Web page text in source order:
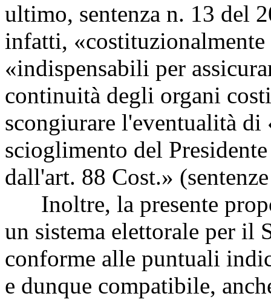
ultimo, sentenza n. 13 del
infatti, «costituzionalmente
«indispensabili per
continuità degli organi
scongiurare l'eventualità
scioglimento del
dall'art. 88 Cost.»
Inoltre, la presente
un sistema elettorale per il
conforme alle puntuali
e dunque compatibile,